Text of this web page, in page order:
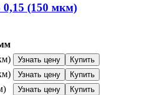
0,15 (150 мкм)
Узнать цену Купить
Узнать цену Купить
Узнать цену Купить